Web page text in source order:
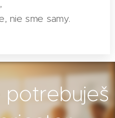
nie sme samy.
potrebuješ